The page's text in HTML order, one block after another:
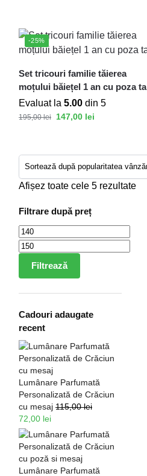
-25%
Set tricouri familie tăierea
moțului băiețel 1 an cu poza ta
Evaluat la 5.00 din 5
195,00lei 147,00 lei
Afișez toate cele 5 rezultate
Filtrare după preț
Filtrează
Cadouri adaugate
recent
Lumânare Parfumată
Personalizată de Crăciun
cu mesaj 115,00lei
72,00 lei
Lumânare Parfumată